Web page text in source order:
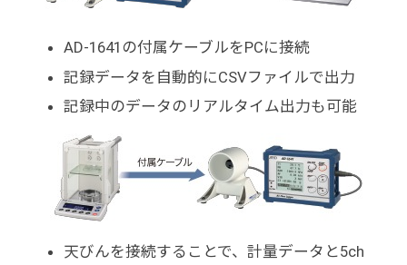
AD-1641の付属ケーブルをPCに接続
記録データを自動的にCSVファイルで出力
記録中のデータのリアルタイム出力も可能
天びんを接続することで、計量データと5ch